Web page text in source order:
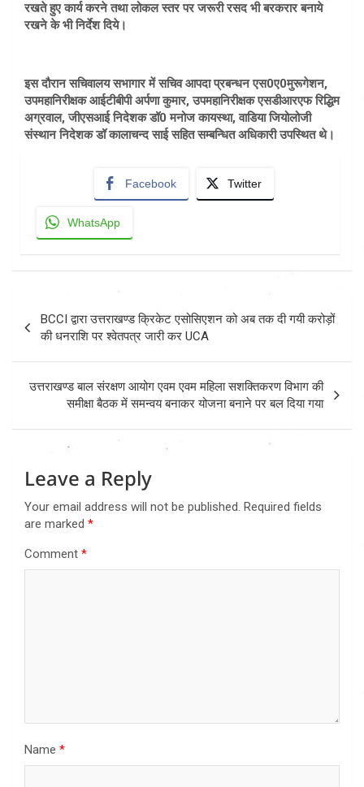
रखते हुए कार्य करने तथा लोकल स्तर पर जरूरी रसद भी बरकरार बनाये
रखने के भी निर्देश दिये।
इस दौरान सचिवालय सभागार में सचिव आपदा प्रबन्धन एस0ए0मुरूगेशन,
उपमहानिरीक्षक आईटीबीपी अर्पणा कुमार, उपमहानिरीक्षक एसडीआरएफ रिद्धिम
अग्रवाल, जीएसआई निदेशक डॉ0 मनोज कायस्था, वाडिया जियोलोजी
संस्थान निदेशक डॉ कालाचन्द साई सहित सम्बन्धित अधिकारी उपस्थित थे।
Facebook Twitter
WhatsApp
Post
navigation
BCCI द्वारा उत्तराखण्ड क्रिकेट एसोसिएशन को अब तक दी गयी करोड़ों
की धनराशि पर श्वेतपत्र जारी कर UCA
उत्तराखण्ड बाल संरक्षण आयोग एवम एवम महिला सशक्तिकरण विभाग की
समीक्षा बैठक में समन्वय बनाकर योजना बनाने पर बल दिया गया
Leave a Reply
Your email address will not be published. Required fields
are marked *
Comment *
Name *